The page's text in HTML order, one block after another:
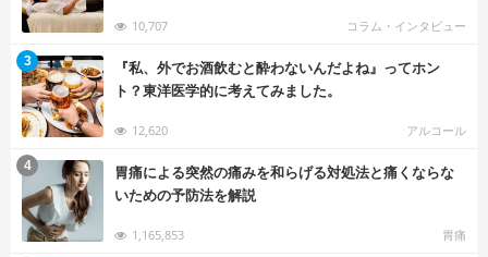
10,707 コラム・インタビュー
『私、外でお酒飲むと酔わないんだよね』ってホン
ト？東洋医学的に考えてみました。
12,620 アルコール
3
胃痛による突然の痛みを和らげる対処法と痛くならな
いための予防法を解説
1,165,853 胃痛
4